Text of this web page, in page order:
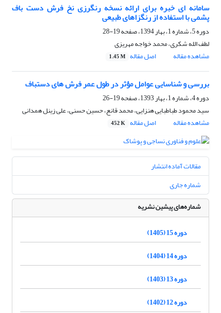
سامانه ای خبره برای ارائه نسخه رنگرزی نخ فرش دست باف
پشمی با استفاده از رنگزاهای طبیعی
دوره 5، شماره 1، بهار 1394، صفحه
19-28
لطف الله شکری، محمد خواجه مهریزی
مشاهده مقاله
اصل مقاله 1.45 M
بررسی و شناسایی عوامل مؤثر در طول عمر فرش های دستباف
دوره 4، شماره 1، بهار 1393، صفحه
19-26
سید محمود طباطبایی هنزایی، محمد قانع، حسین حسنی، علی زینل همدانی
مشاهده مقاله
اصل مقاله 452 K
مقالات آماده انتشار
شماره جاری
شماره‌های پیشین نشریه
دوره 15 (1405)
دوره 14 (1404)
دوره 13 (1403)
دوره 12 (1402)